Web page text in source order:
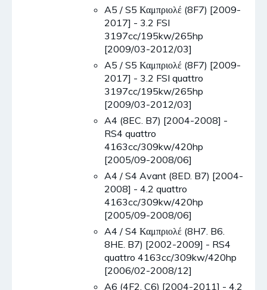
A5 / S5 Καμπριολέ (8F7) [2009-
2017] - 3.2 FSI
3197cc/195kw/265hp
[2009/03-2012/03]
A5 / S5 Καμπριολέ (8F7) [2009-
2017] - 3.2 FSI quattro
3197cc/195kw/265hp
[2009/03-2012/03]
A4 (8EC. B7) [2004-2008] -
RS4 quattro
4163cc/309kw/420hp
[2005/09-2008/06]
A4 / S4 Avant (8ED. B7) [2004-
2008] - 4.2 quattro
4163cc/309kw/420hp
[2005/09-2008/06]
A4 / S4 Καμπριολέ (8H7. B6.
8HE. B7) [2002-2009] - RS4
quattro 4163cc/309kw/420hp
[2006/02-2008/12]
A6 (4F2. C6) [2004-2011] - 4.2